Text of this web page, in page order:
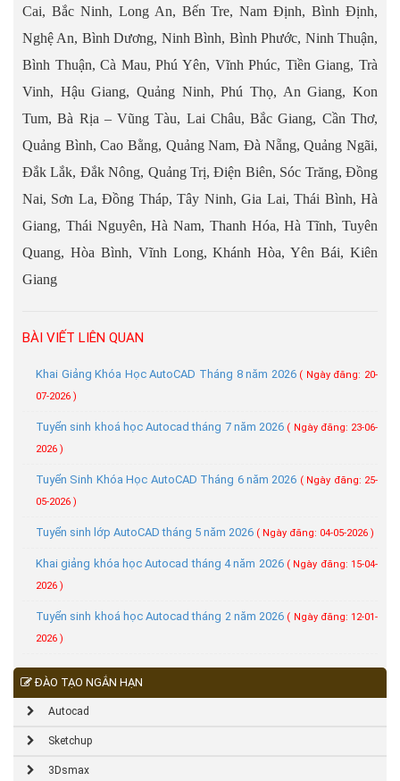
Cai, Bắc Ninh, Long An, Bến Tre, Nam Định, Bình Định,
Nghệ An, Bình Dương, Ninh Bình, Bình Phước, Ninh Thuận,
Bình Thuận, Cà Mau, Phú Yên, Vĩnh Phúc, Tiền Giang, Trà
Vinh, Hậu Giang, Quảng Ninh, Phú Thọ, An Giang, Kon
Tum, Bà Rịa – Vũng Tàu, Lai Châu, Bắc Giang, Cần Thơ,
Quảng Bình, Cao Bằng, Quảng Nam, Đà Nẵng, Quảng Ngãi,
Đắk Lắk, Đắk Nông, Quảng Trị, Điện Biên, Sóc Trăng, Đồng
Nai, Sơn La, Đồng Tháp, Tây Ninh, Gia Lai, Thái Bình, Hà
Giang, Thái Nguyên, Hà Nam, Thanh Hóa, Hà Tĩnh, Tuyên
Quang, Hòa Bình, Vĩnh Long, Khánh Hòa, Yên Bái, Kiên
Giang
BÀI VIẾT LIÊN QUAN
Khai Giảng Khóa Học AutoCAD Tháng 8 năm 2026 ( Ngày đăng: 20-
07-2026 )
Tuyển sinh khoá học Autocad tháng 7 năm 2026 ( Ngày đăng: 23-06-
2026 )
Tuyển Sinh Khóa Học AutoCAD Tháng 6 năm 2026 ( Ngày đăng: 25-
05-2026 )
Tuyển sinh lớp AutoCAD tháng 5 năm 2026 ( Ngày đăng: 04-05-2026 )
Khai giảng khóa học Autocad tháng 4 năm 2026 ( Ngày đăng: 15-04-
2026 )
Tuyển sinh khoá học Autocad tháng 2 năm 2026 ( Ngày đăng: 12-01-
2026 )
ĐÀO TẠO NGẮN HẠN
Autocad
Sketchup
3Dsmax